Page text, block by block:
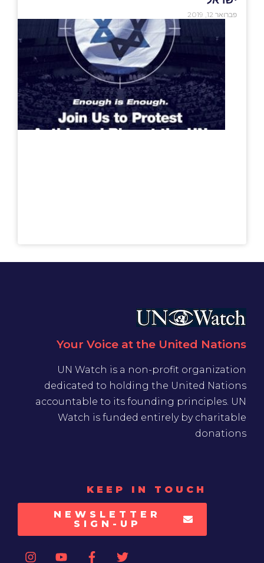
פברואר 12, 2019
Your Voice at the United Nations
UN Watch is a non-profit organization
dedicated to holding the United Nations
accountable to its founding principles. UN
Watch is funded entirely by charitable
donations
KEEP IN TOUCH
NEWSLETTER
SIGN-UP